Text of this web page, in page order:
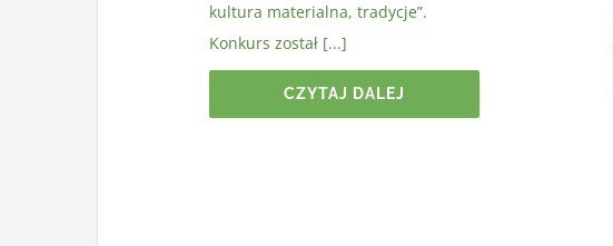
kultura materialna, tradycje”.
Konkurs został [...]
CZYTAJ DALEJ